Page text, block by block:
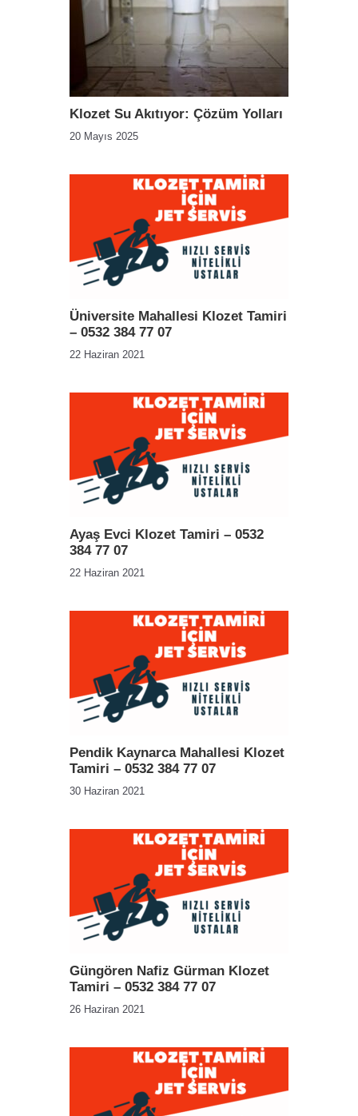
Klozet Su Akıtıyor: Çözüm Yolları
20 Mayıs 2025
Üniversite Mahallesi Klozet Tamiri
– 0532 384 77 07
22 Haziran 2021
Ayaş Evci Klozet Tamiri – 0532
384 77 07
22 Haziran 2021
Pendik Kaynarca Mahallesi Klozet
Tamiri – 0532 384 77 07
30 Haziran 2021
Güngören Nafiz Gürman Klozet
Tamiri – 0532 384 77 07
26 Haziran 2021